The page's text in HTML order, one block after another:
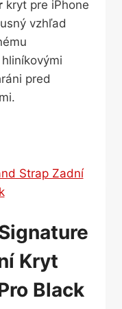
kryt pre iPhone
vzhľad
pred
Kryt
Black